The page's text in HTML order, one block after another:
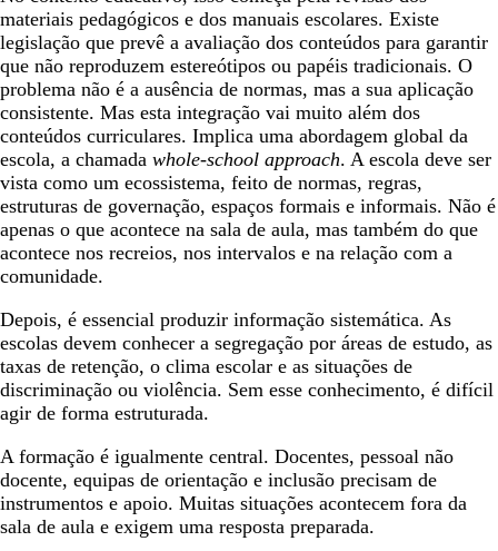
materiais pedagógicos e dos manuais escolares. Existe
legislação que prevê a avaliação dos conteúdos para garantir
que não reproduzem estereótipos ou papéis tradicionais. O
problema não é a ausência de normas, mas a sua aplicação
consistente. Mas esta integração vai muito além dos
conteúdos curriculares. Implica uma abordagem global da
escola, a chamada whole-school approach. A escola deve ser
vista como um ecossistema, feito de normas, regras,
estruturas de governação, espaços formais e informais. Não é
apenas o que acontece na sala de aula, mas também do que
acontece nos recreios, nos intervalos e na relação com a
comunidade.
Depois, é essencial produzir informação sistemática. As
escolas devem conhecer a segregação por áreas de estudo, as
taxas de retenção, o clima escolar e as situações de
discriminação ou violência. Sem esse conhecimento, é difícil
agir de forma estruturada.
A formação é igualmente central. Docentes, pessoal não
docente, equipas de orientação e inclusão precisam de
instrumentos e apoio. Muitas situações acontecem fora da
sala de aula e exigem uma resposta preparada.